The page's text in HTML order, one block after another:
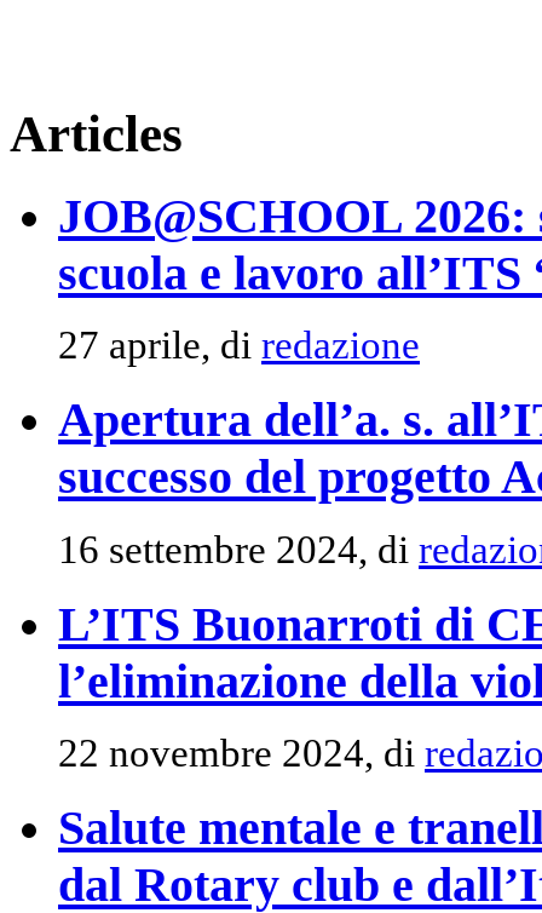
Articles
JOB@SCHOOL 2026:
scuola e lavoro
27 aprile, di redazione
Apertura dell’a. s.
successo del progetto
16 settembre 2024, di
L’ITS Buonarroti di
l’eliminazione della
22 novembre 2024, di
Salute mentale e
dal Rotary club e